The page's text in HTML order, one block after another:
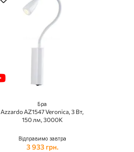
Бра
Azzardo AZ1547 Veronica, 3 Вт,
150 лм, 3000K
Відправимо завтра
3 933 грн.